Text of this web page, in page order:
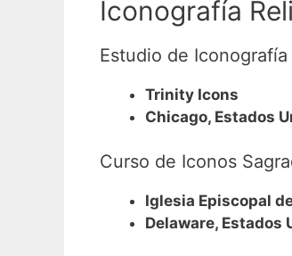
Iconografía
Estudio de
Trinity Icons
Chicago, Estados
Curso de Iconos
Iglesia Episcopal
Delaware, Estados